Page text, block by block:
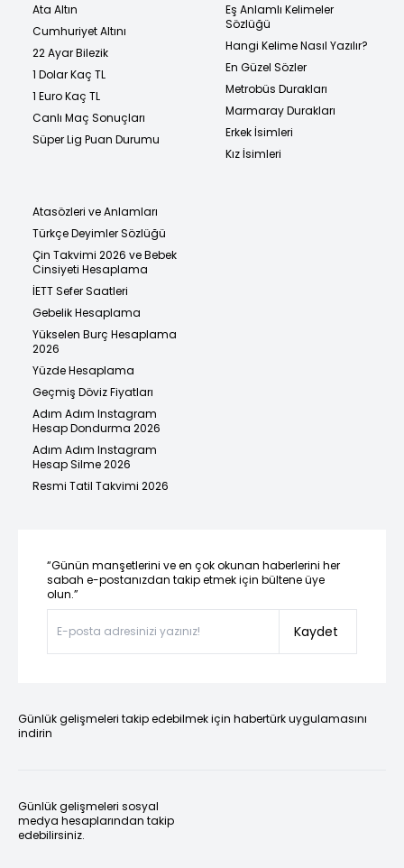
Ata Altın
Cumhuriyet Altını
22 Ayar Bilezik
1 Dolar Kaç TL
1 Euro Kaç TL
Canlı Maç Sonuçları
Süper Lig Puan Durumu
Eş Anlamlı Kelimeler
Sözlüğü
Hangi Kelime Nasıl Yazılır?
En Güzel Sözler
Metrobüs Durakları
Marmaray Durakları
Erkek İsimleri
Kız İsimleri
Atasözleri ve Anlamları
Türkçe Deyimler Sözlüğü
Çin Takvimi 2026 ve Bebek
Cinsiyeti Hesaplama
İETT Sefer Saatleri
Gebelik Hesaplama
Yükselen Burç Hesaplama
2026
Yüzde Hesaplama
Geçmiş Döviz Fiyatları
Adım Adım Instagram
Hesap Dondurma 2026
Adım Adım Instagram
Hesap Silme 2026
Resmi Tatil Takvimi 2026
“Günün manşetlerini ve en çok okunan haberlerini her
sabah e-postanızdan takip etmek için bültene üye
olun.”
Kaydet
Günlük gelişmeleri takip edebilmek için habertürk uygulamasını
indirin
Günlük gelişmeleri sosyal
medya hesaplarından takip
edebilirsiniz.